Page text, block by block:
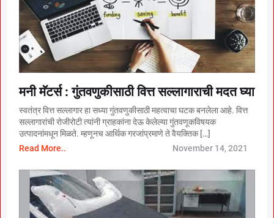
मनी मॅटर्स : गुंतवणुकीसाठी वित्त सल्लागाराची मदत घ्या
स्वतंत्र वित्त सल्लागार हा सध्या गुंतवणुकीसाठी महत्वाचा घटक बनलेला आहे. वित्त
सल्लागारांची रोजीरोटी त्यांनी ग्राहकांना देऊ केलेल्या गुंतवणूकविषयक
उत्पादनांमधून मिळते. म्हणूनच आर्थिक गरजांप्रमाणे ते वैयक्तिक […]
Read More..
November 14, 2021